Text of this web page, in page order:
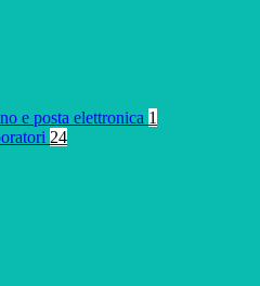
e posta elettronica 1
24